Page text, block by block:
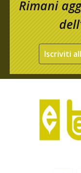
Rimani
Iscriviti